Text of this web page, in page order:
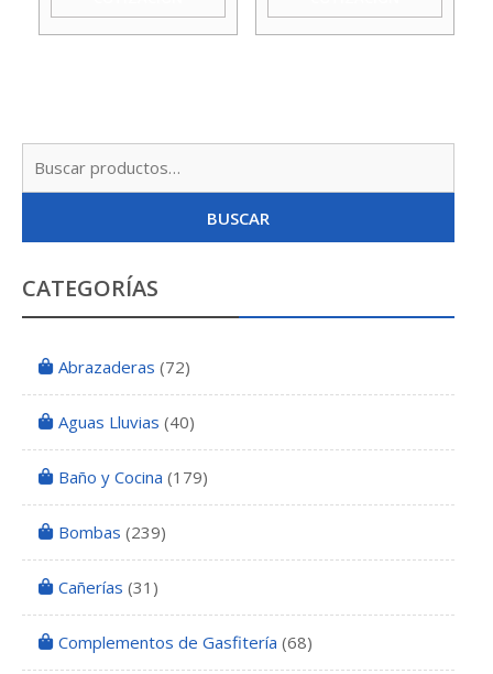
BUSCAR
CATEGORÍAS
Abrazaderas (72)
Aguas Lluvias (40)
Baño y Cocina (179)
Bombas (239)
Cañerías (31)
Complementos de Gasfitería (68)